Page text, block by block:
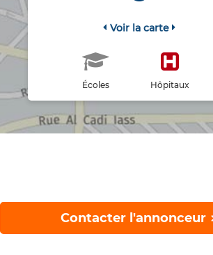
Voir la carte
Écoles Hôpitaux
Contacter l'annonceur